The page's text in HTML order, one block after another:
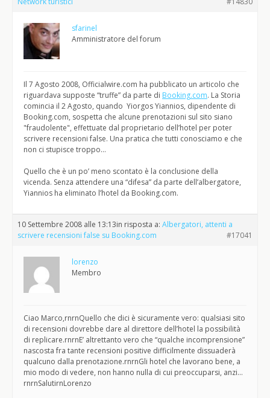
sfarinel
Amministratore del forum
Il 7 Agosto 2008, Officialwire.com ha pubblicato un articolo che
riguardava supposte “truffe” da parte di Booking.com. La Storia
comincia il 2 Agosto, quando Yiorgos Yiannios, dipendente di
Booking.com, sospetta che alcune prenotazioni sul sito siano
"fraudolente", effettuate dal proprietario dell’hotel per poter
scrivere recensioni false. Una pratica che tutti conosciamo e che
non ci stupisce troppo…
Quello che è un po’ meno scontato è la conclusione della
vicenda. Senza attendere una “difesa” da parte dell’albergatore,
Yiannios ha eliminato l’hotel da Booking.com.
10 Settembre 2008 alle 13:13in risposta a: Albergatori, attenti a
scrivere recensioni false su Booking.com
#17041
lorenzo
Membro
Ciao Marco,rnrnQuello che dici è sicuramente vero: qualsiasi sito
di recensioni dovrebbe dare al direttore dell’hotel la possibilità
di replicare.rnrnE’ altrettanto vero che “qualche incomprensione”
nascosta fra tante recensioni positive difficilmente dissuaderà
qualcuno dalla prenotazione.rnrnGli hotel che lavorano bene, a
mio modo di vedere, non hanno nulla di cui preoccuparsi, anzi…
rnrnSalutirnLorenzo